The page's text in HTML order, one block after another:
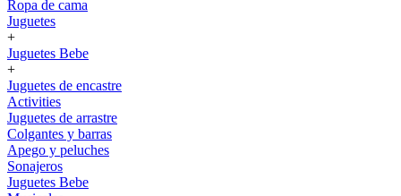
Ropa de cama
Juguetes
+
Juguetes Bebe
+
Juguetes de encastre
Activities
Juguetes de arrastre
Colgantes y barras
Apego y peluches
Sonajeros
Juguetes Bebe